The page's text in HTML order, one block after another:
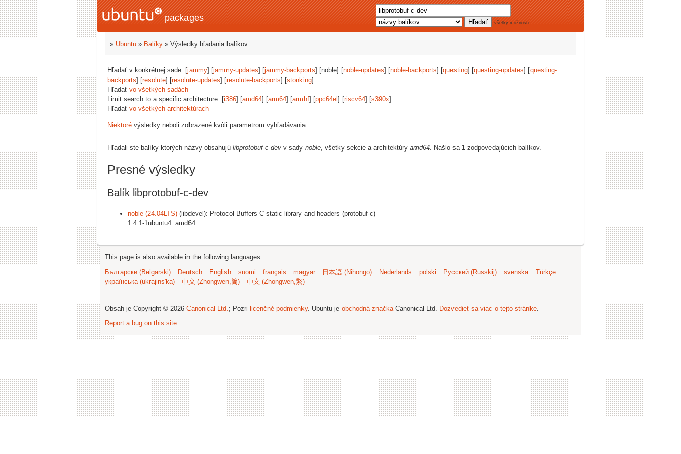
packages všetky možnosti
» Ubuntu » Balíky » Výsledky hľadania balíkov
Hľadať v konkrétnej sade: [jammy] [jammy-updates] [jammy-backports] [noble] [noble-updates] [noble-backports] [questing] [questing-updates] [questing-
backports] [resolute] [resolute-updates] [resolute-backports] [stonking]
Hľadať vo všetkých sadách
Limit search to a specific architecture: [i386] [amd64] [arm64] [armhf] [ppc64el ] [riscv64] [s390x]
Hľadať vo všetkých architektúrach
Niektoré výsledky neboli zobrazené kvôli parametrom vyhľadávania.
Hľadali ste balíky ktorých názvy obsahujú libprotobuf-c-dev v sady noble, všetky sekcie a architektúry amd64. Našlo sa 1 zodpovedajúcich balíkov.
Presné výsledky
Balík libprotobuf-c-dev
noble (24.04LTS) (libdevel): Protocol Buffers C static library and headers (protobuf-c)
1.4.1-1ubuntu4: amd64
This page is also available in the following languages:
Български (Bəlgarski)
Deutsch English suomi français magyar 日本語 (Nihongo) Nederlands polski Русский (Russkij) svenska
Türkçe
українська (ukrajins'ka)
中文 (Zhongwen,简) 中文 (Zhongwen,繁)
Obsah je Copyright © 2026 Canonical Ltd. ; Pozri licenčné podmienky. Ubuntu je obchodná značka Canonical Ltd. Dozvedieť sa viac o tejto stránke
Report a bug on this site